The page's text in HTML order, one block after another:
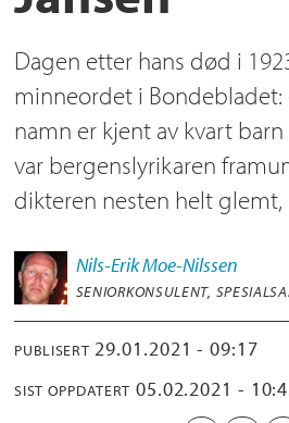
Dagen etter hans død i
minneordet i Bondebladet:
namn er kjent av kvart
var bergenslyrikaren
dikteren nesten helt glemt,
Nils-ErikMoe-Nilssen
SENIORKONSULENT,
PUBLISERT 29.01.2021 - 09:17
SIST OPPDATERT 05.02.2021 -